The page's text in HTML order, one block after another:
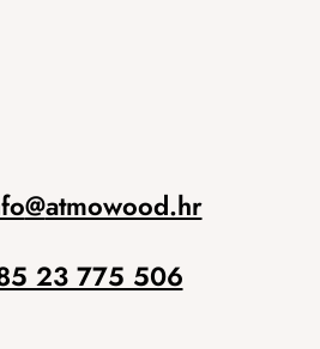
@atmowood.hr
23 775 506